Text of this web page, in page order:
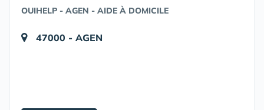
OUIHELP - AGEN - AIDE À DOMICILE
47000 - AGEN